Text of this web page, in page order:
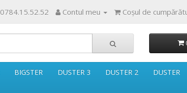
0784.15.52.52 Contul meu Coşul de
BIGSTER DUSTER 3 DUSTER 2 DUSTER